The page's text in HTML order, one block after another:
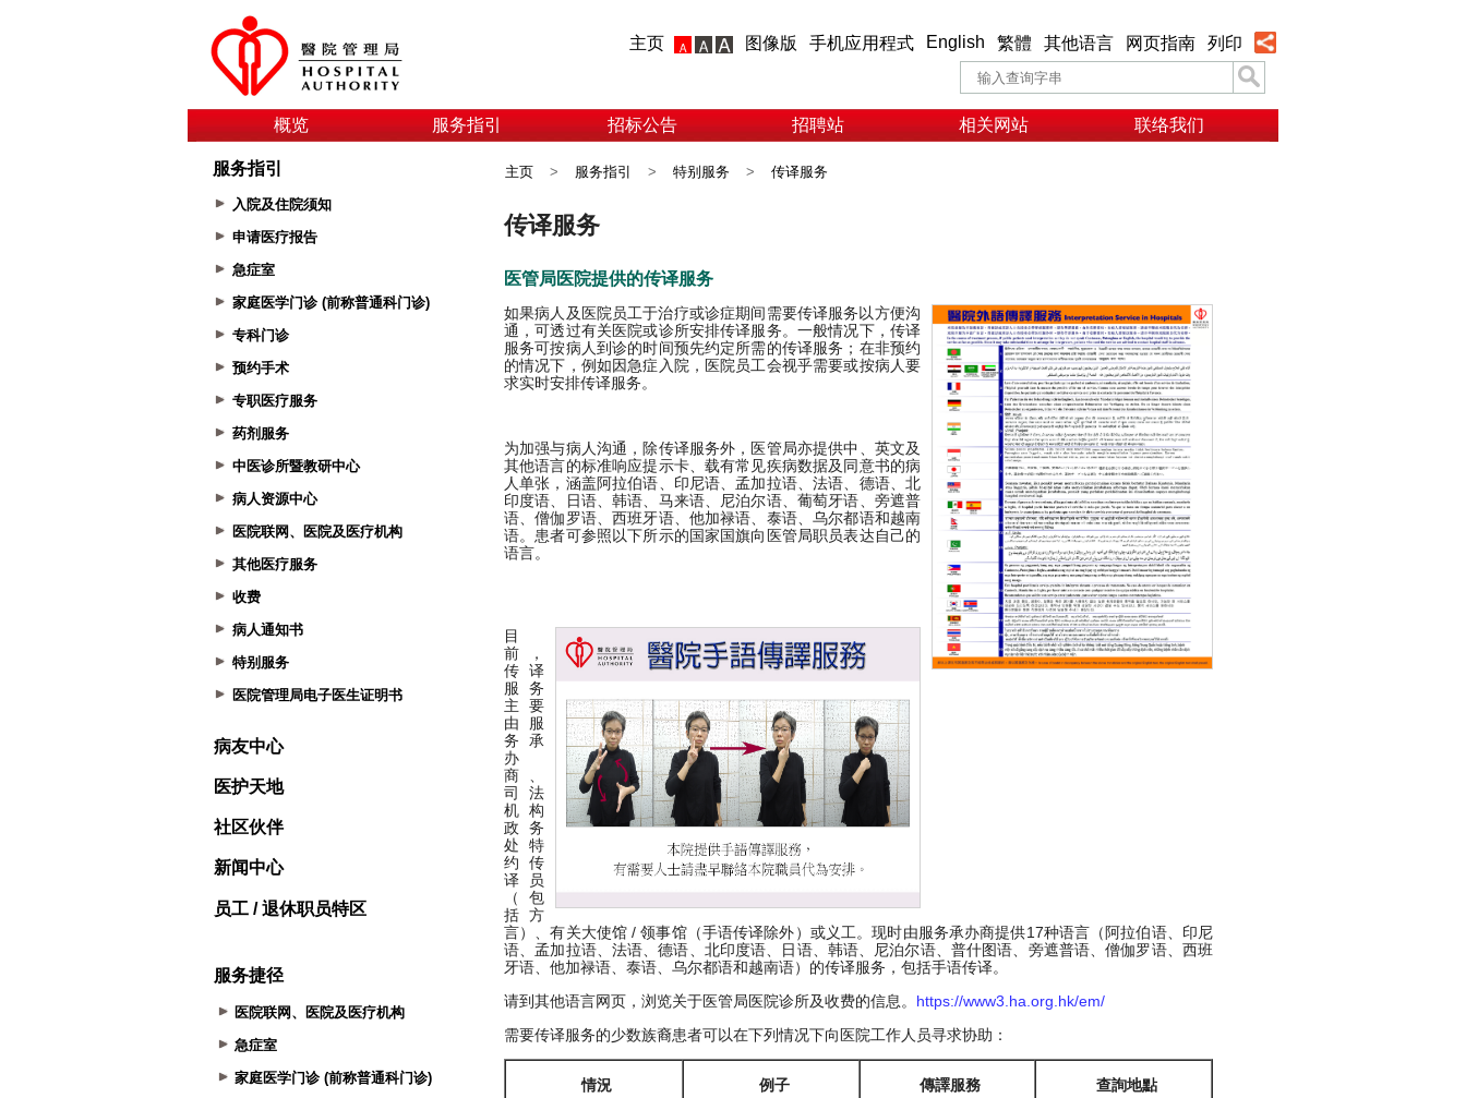
主页 图像版 手机应用程式 English 繁體 其他语言 网页指南 列印
概览 服务指引 招标公告 招聘站 相关网站 联络我们
服务指引
入院及住院须知
申请医疗报告
急症室
家庭医学门诊 (前称普通科门诊)
专科门诊
预约手术
专职医疗服务
药剂服务
中医诊所暨教研中心
病人资源中心
医院联网、医院及医疗机构
其他医疗服务
收费
病人通知书
特别服务
医院管理局电子医生证明书
病友中心
医护天地
社区伙伴
新闻中心
员工 / 退休职员特区
服务捷径
医院联网、医院及医疗机构
急症室
家庭医学门诊 (前称普通科门诊)
主页 > 服务指引 > 特别服务 > 传译服务